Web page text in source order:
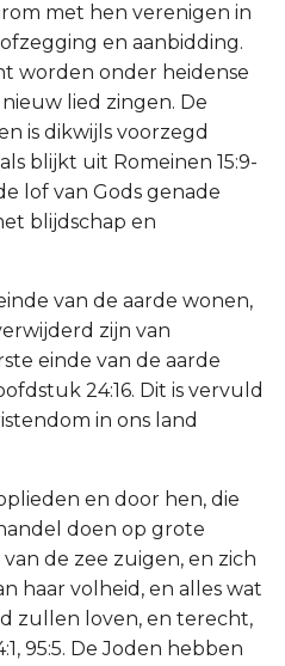
met hen verenigen in
en aanbidding.
worden onder heidense
lied zingen. De
is dikwijls voorzegd
blijkt uit Romeinen 15:9-
lof van Gods genade
blijdschap en
van de aarde wonen,
zijn van
einde van de aarde
24:16. Dit is vervuld
in ons land
en door hen, die
doen op grote
de zee zuigen, en zich
haar volheid, en alles wat
zullen loven, en terecht,
95:5. De Joden hebben